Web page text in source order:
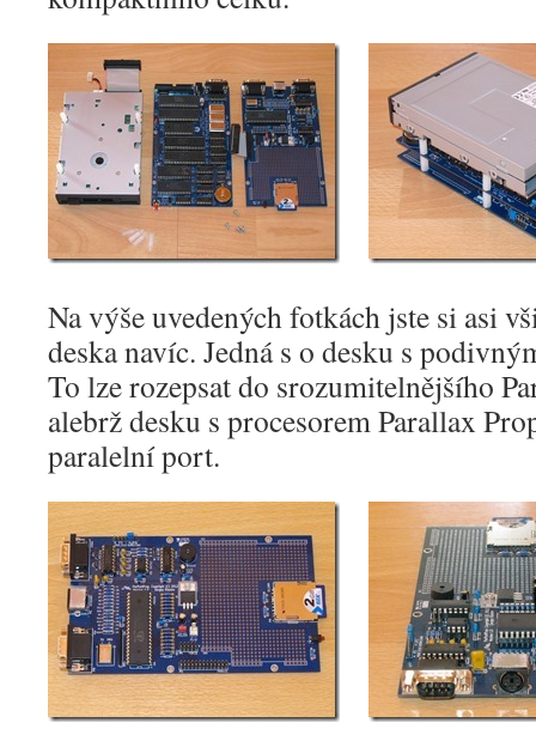
Na výše uvedených fotkách jste si asi
deska navíc. Jedná s o desku s
To lze rozepsat do srozumitelnějšího
alebrž desku s procesorem Parallax
paralelní port.